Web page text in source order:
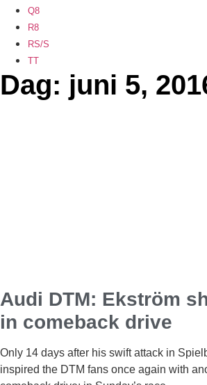
Q8
R8
RS/S
TT
Dag: juni 5,
Audi DTM: Ekström
in comeback drive
Only 14 days after his swift attack in
inspired the DTM fans once again with